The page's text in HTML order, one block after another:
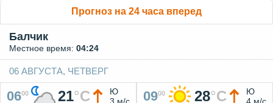
Прогноз на 24 часа вперед
Балчик
Местное время: 04:24
06 АВГУСТА, ЧЕТВЕРГ
0600 21°C
Ю
0900 28°C
Ю